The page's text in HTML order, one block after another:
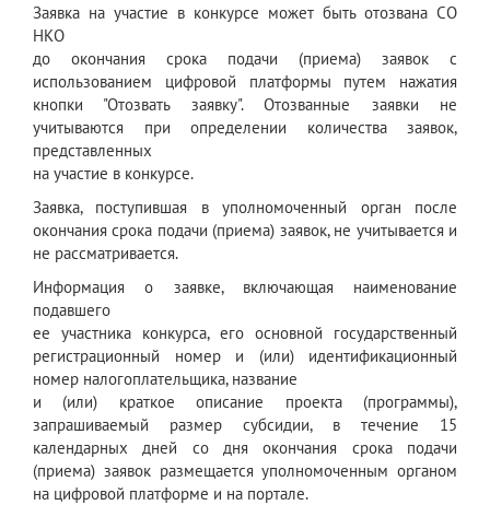
Заявка на участие в конкурсе может быть отозвана СО
НКО
до окончания срока подачи (приема) заявок с
использованием цифровой платформы путем нажатия
кнопки "Отозвать заявку". Отозванные заявки не
учитываются при определении количества заявок,
представленных
на участие в конкурсе.
Заявка, поступившая в уполномоченный орган после
окончания срока подачи (приема) заявок, не учитывается и
не рассматривается.
Информация о заявке, включающая наименование
подавшего
ее участника конкурса, его основной государственный
регистрационный номер и (или) идентификационный
номер налогоплательщика, название
и (или) краткое описание проекта (программы),
запрашиваемый размер субсидии, в течение 15
календарных дней со дня окончания срока подачи
(приема) заявок размещается уполномоченным органом
на цифровой платформе и на портале.